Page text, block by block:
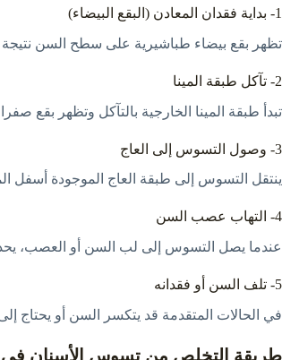
1- بداية فقدان المعادن (البقع البيضاء)
تظهر بقع بيضاء طباشيرية على سطح السن نتيجة
2- تآكل طبقة المينا
تبدأ طبقة المينا الخارجية بالتآكل وتظهر بقع
3- وصول التسوس إلى العاج
ينتقل التسوس إلى طبقة العاج الموجودة أسفل
4- التهاب عصب السن
عندما يصل التسوس إلى لب السن أو العصب،
5- تلف السن أو فقدانه
في الحالات المتقدمة قد يتكسر السن أو يحتاج
طريقة التخلص من تسوس الأسنان في